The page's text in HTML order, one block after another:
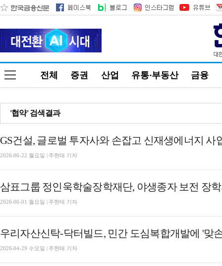
전체 증권 산업 유통·부동산 금융
'협약' 검색결과
GS건설, 글로벌 투자사와 손잡고 신재생에너지 사
2026-06-22 월요일 | 주현태 기자
삼표그룹 정인욱학술장학재단, 야생종자 보전 장
2026-06-01 월요일 | 주현태 기자
우리자산신탁-닥터빌드, 민간 도심복합개발에 '맞
2026-04-29 수요일 | 주현태 기자